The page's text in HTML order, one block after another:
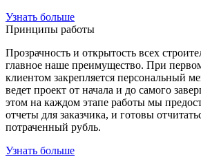
Узнать больше
Принципы работы
Прозрачность и открытость всех
главное наше преимущество. При первом
клиентом закрепляется персональный
ведет проект от начала и до самого
этом на каждом этапе работы мы
отчеты для заказчика, и готовы
потраченный рубль.
Узнать больше